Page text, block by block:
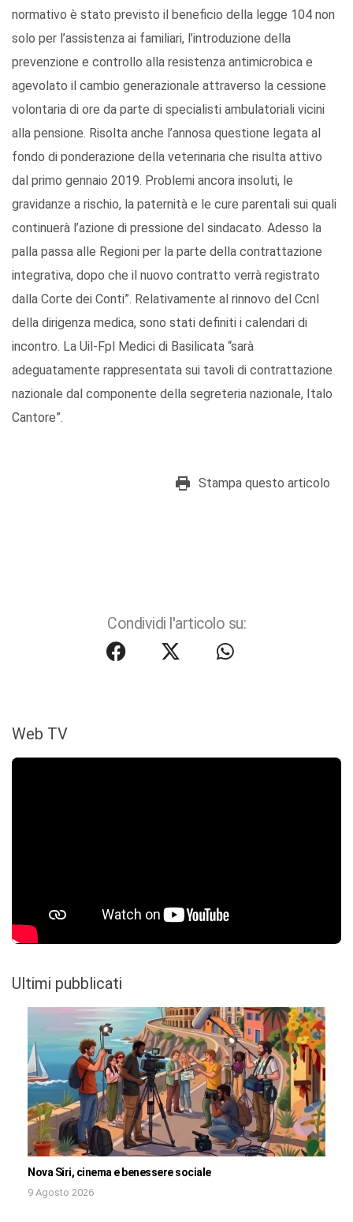
normativo è stato previsto il beneficio della legge 104 non
solo per l’assistenza ai familiari, l’introduzione della
prevenzione e controllo alla resistenza antimicrobica e
agevolato il cambio generazionale attraverso la cessione
volontaria di ore da parte di specialisti ambulatoriali vicini
alla pensione. Risolta anche l’annosa questione legata al
fondo di ponderazione della veterinaria che risulta attivo
dal primo gennaio 2019. Problemi ancora insoluti, le
gravidanze a rischio, la paternità e le cure parentali sui quali
continuerà l’azione di pressione del sindacato. Adesso la
palla passa alle Regioni per la parte della contrattazione
integrativa, dopo che il nuovo contratto verrà registrato
dalla Corte dei Conti”. Relativamente al rinnovo del Ccnl
della dirigenza medica, sono stati definiti i calendari di
incontro. La Uil-Fpl Medici di Basilicata “sarà
adeguatamente rappresentata sui tavoli di contrattazione
nazionale dal componente della segreteria nazionale, Italo
Cantore”.
Stampa questo articolo
Condividi l'articolo su:
Web TV
Ultimi pubblicati
Nova Siri, cinema e benessere sociale
9 Agosto 2026